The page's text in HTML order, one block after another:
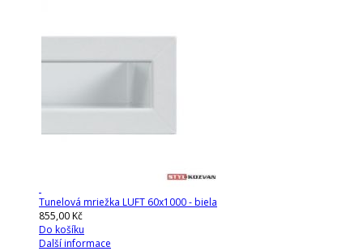
Tunelová mriežka LUFT 60x1000 - biela
855,00 Kč
Do košíku
Další informace